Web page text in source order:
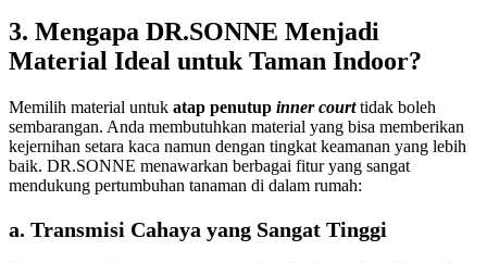
3. Mengapa DR.SONNE Menjadi
Material Ideal untuk Taman Indoor?
Memilih material untuk atap penutup inner courttidak boleh
sembarangan. Anda membutuhkan material yang bisa memberikan
kejernihan setara kaca namun dengan tingkat keamanan yang lebih
baik. DR.SONNE menawarkan berbagai fitur yang sangat
mendukung pertumbuhan tanaman di dalam rumah:
a. Transmisi Cahaya yang Sangat Tinggi